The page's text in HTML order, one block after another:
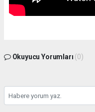
Okuyucu Yorumları (0)